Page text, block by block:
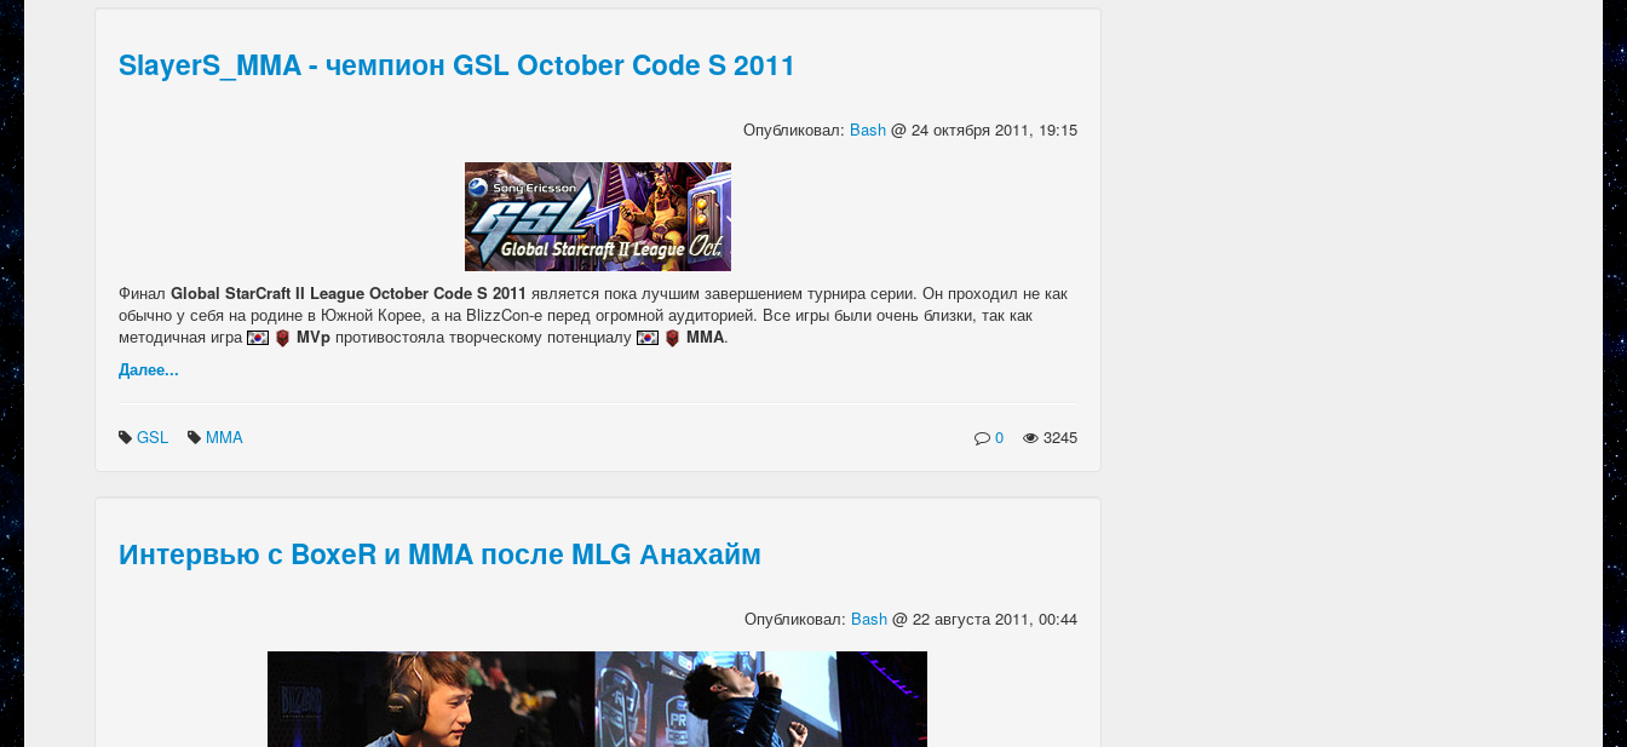
SlayerS_MMA - чемпион GSL October Code S 2011
Опубликовал: Bash @ 24 октября 2011, 19:15
Финал Global StarCraft II League October Code S 2011 является пока лучшим завершением турнира серии. Он проходил не как
обычно у себя на родине в Южной Корее, а на BlizzCon-е перед огромной аудиторией. Все игры были очень близки, так как
методичная игра
MVpпротивостояла творческому потенциалу MMA.
Далее...
GSL MMA 0 3245
Интервью с BoxeR и MMA после MLG Анахайм
Опубликовал: Bash @ 22 августа 2011, 00:44